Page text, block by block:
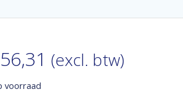
(excl. btw)
voorraad